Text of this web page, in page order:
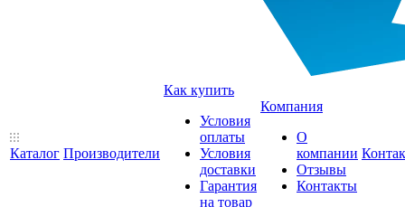
Каталог Производители
Как купить
Условия
оплаты
Условия
доставки
Гарантия
на товар
Компания
О
компании
Отзывы
Контакты